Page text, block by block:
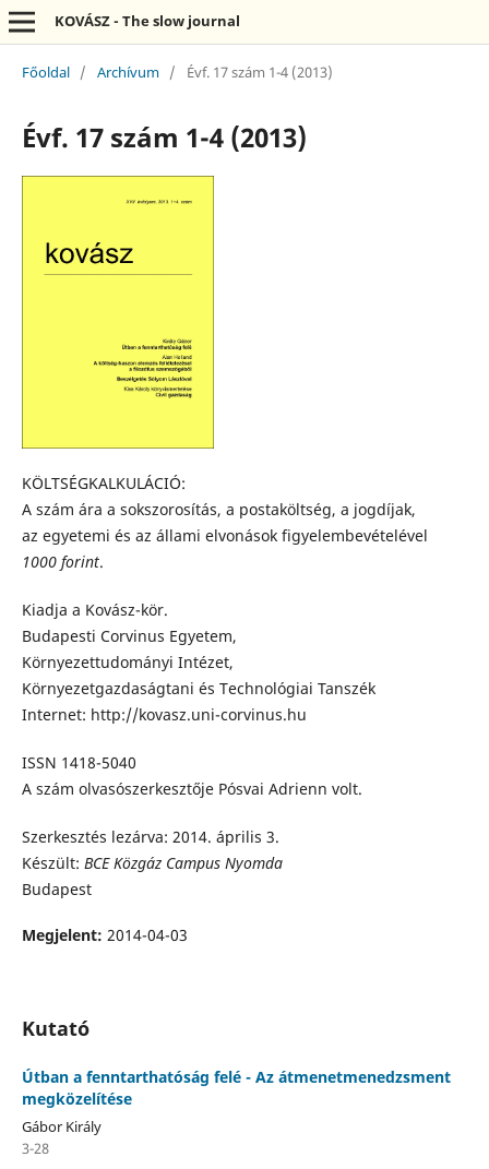
KOVÁSZ - The slow journal
Főoldal / Archívum / Évf. 17 szám 1-4 (2013)
Évf. 17 szám 1-4 (2013)
KÖLTSÉGKALKULÁCIÓ:
A szám ára a sokszorosítás, a postaköltség, a jogdíjak,
az egyetemi és az állami elvonások figyelembevételével
1000 forint.
Kiadja a Kovász-kör.
Budapesti Corvinus Egyetem,
Környezettudományi Intézet,
Környezetgazdaságtani és Technológiai Tanszék
Internet: http://kovasz.uni-corvinus.hu
ISSN 1418-5040
A szám olvasószerkesztője Pósvai Adrienn volt.
Szerkesztés lezárva: 2014. április 3.
Készült: BCE Közgáz Campus Nyomda
Budapest
Megjelent: 2014-04-03
Kutató
Útban a fenntarthatóság felé - Az átmenetmenedzsment
megközelítése
Gábor Király
3-28